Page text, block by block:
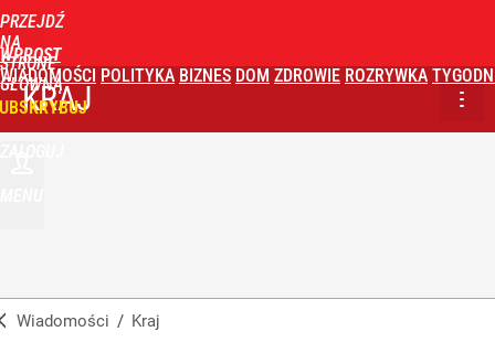
PRZEJDŹ
NA
STRONĘ
GŁÓWNĄ
WPROST
WIADOMOŚCI POLITYKA BIZNES DOM ZDROWIE ROZRYWKA
KRAJ
Wiadomości / Kraj